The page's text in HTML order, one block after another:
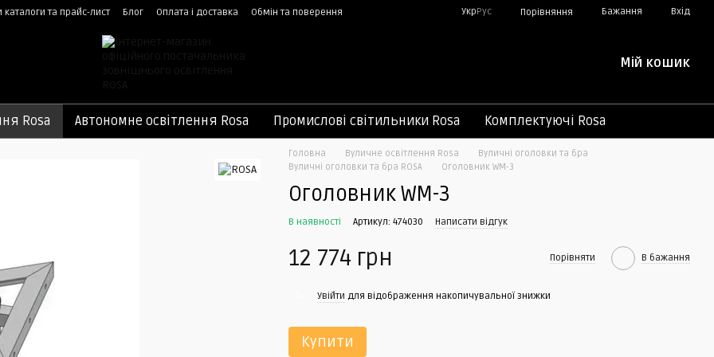
каталоги та прайс-лист Блог Оплата і доставка
Обмін та поверення
УкрРус Порівняння Бажання Вхід
Мій кошик
Rosa Автономне освітлення Rosa Промислові світильники Rosa Комплектуючі Rosa
Головна Вуличне освітлення Rosa
Вуличні оголовки та бра
Вуличні оголовки та бра ROSA
Оголовник WM-3
Оголовник WM-3
В наявності Артикул: 474030 Написати відгук
12 774 грн Порівняти В бажання
Увійти для відображення накопичувальної знижки
Купити